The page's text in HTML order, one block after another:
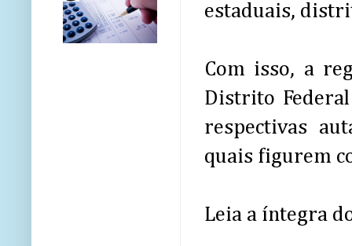
estaduais,
Com isso, a
Distrito
respectivas
quais figurem
Leia a íntegra